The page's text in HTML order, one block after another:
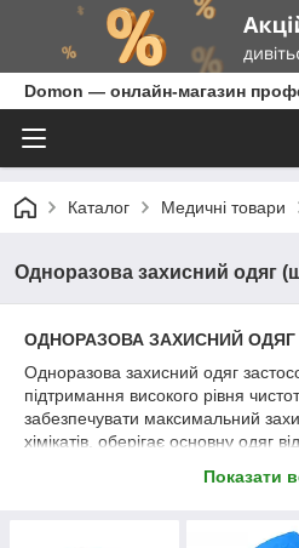
Domon — онлайн-магазин
Каталог Медичні товари
Одноразова захисний одяг
ОДНОРАЗОВА ЗАХИСНИЙ ОДЯГ
Одноразова захисний одяг
підтримання високого рівня
забезпечувати максимальний
хімікатів, оберігає основну одяг
антисептичній обробці для
Показати